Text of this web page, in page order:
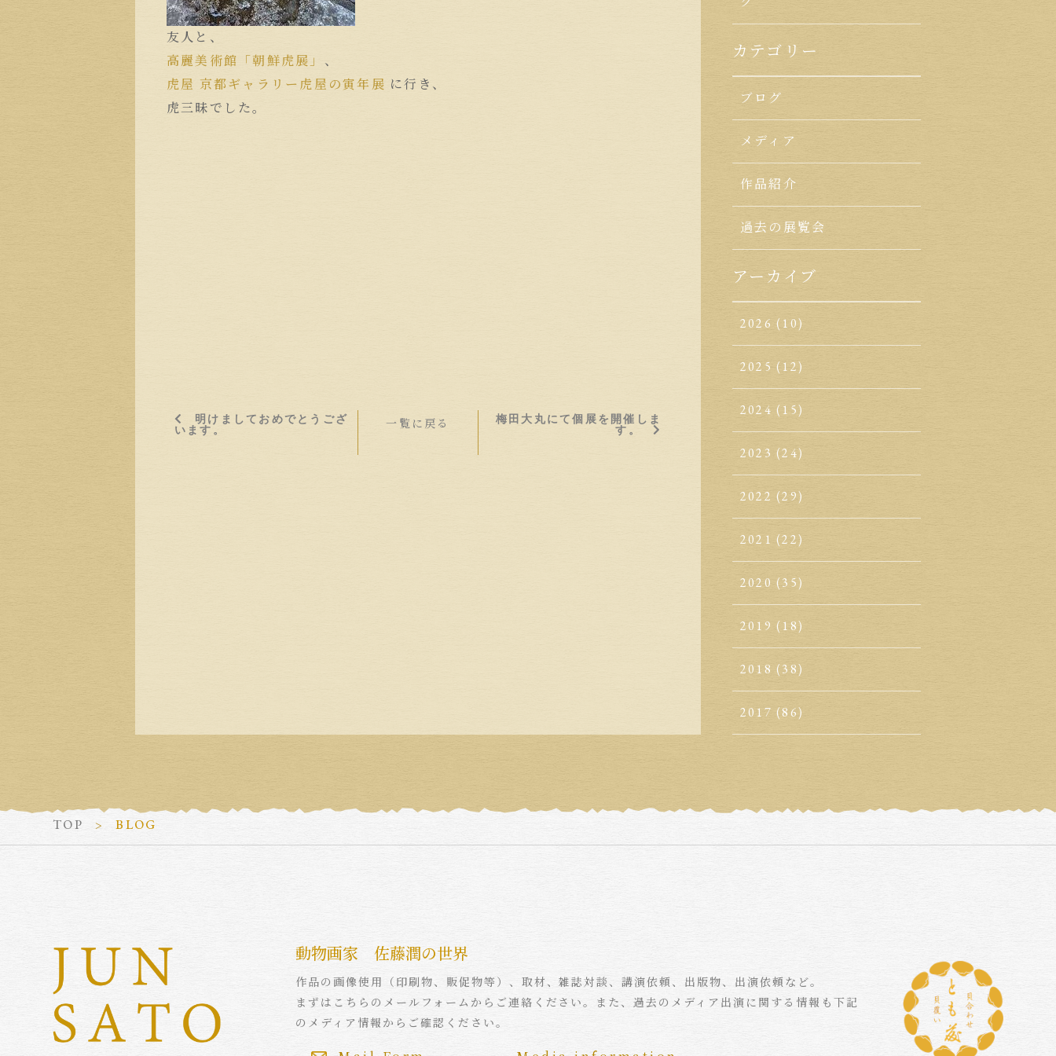
友人と、
高麗美術館「朝鮮虎展」 、
虎屋 京都ギャラリー虎屋の寅年展 に行き、
虎三昧でした。
明けましておめでとうござ
います。
一覧に戻る
梅田大丸にて個展を開催しま
す。
カテゴリー
ブログ
メディア
作品紹介
過去の展覧会
アーカイブ
2026 (10)
2025 (12)
2024 (15)
2023 (24)
2022 (29)
2021 (22)
2020 (35)
2019 (18)
2018 (38)
2017 (86)
TOP BLOG
動物画家 佐藤潤の世界
作品の画像使用（印刷物、販促物等）、取材、雑誌対談、講演依頼、出版物、出演依頼など。
まずはこちらのメールフォームからご連絡ください。また、過去のメディア出演に関する情報も下記
のメディア情報からご確認ください。